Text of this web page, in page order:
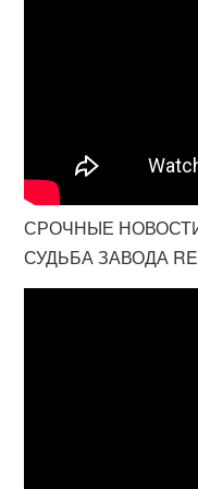
СРОЧНЫЕ
СУДЬБА ЗАВОДА